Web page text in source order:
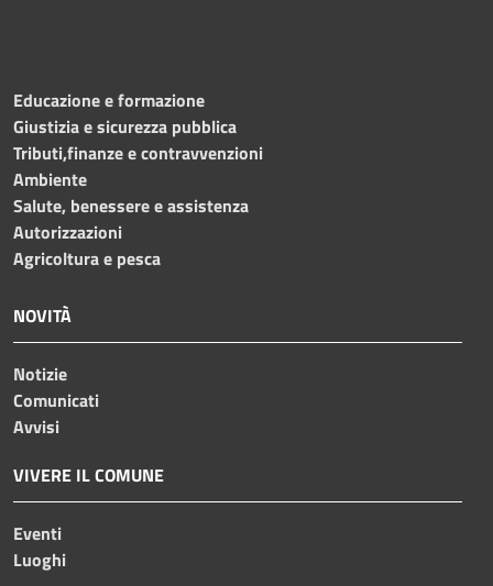
Educazione e formazione
Giustizia e sicurezza pubblica
Tributi,finanze e contravvenzioni
Ambiente
Salute, benessere e assistenza
Autorizzazioni
Agricoltura e pesca
NOVITÀ
Notizie
Comunicati
Avvisi
VIVERE IL COMUNE
Eventi
Luoghi